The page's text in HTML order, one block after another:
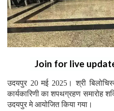
Join for live
उदयपुर 20 मई 2025। श्री
कार्यकारिणी का शपथग्रहण समारोह
उदयपुर मे आयोजित किया गया।